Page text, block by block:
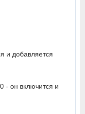
и добавляется
- он включится и